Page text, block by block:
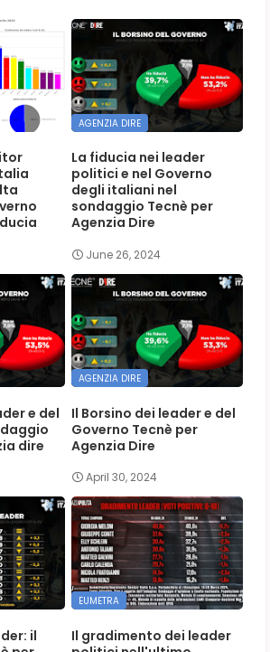
AGENZIA DIRE
La fiducia nei leader
politici e nel Governo
degli italiani nel
sondaggio Tecnè per
Agenzia Dire
June 26, 2024
e del
dire
AGENZIA DIRE
Il Borsino dei leader e del
Governo Tecnè per
Agenzia Dire
April 30, 2024
il
EUMETRA
Il gradimento dei leader